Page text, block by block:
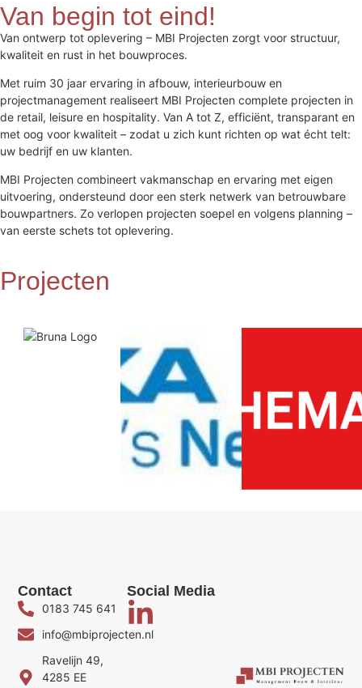
Van begin tot eind!
Van ontwerp tot oplevering – MBI Projecten zorgt voor structuur,
kwaliteit en rust in het bouwproces.
Met ruim 30 jaar ervaring in afbouw, interieurbouw en
projectmanagement realiseert MBI Projecten complete projecten in
de retail, leisure en hospitality. Van A tot Z, efficiënt, transparant en
met oog voor kwaliteit – zodat u zich kunt richten op wat écht telt:
uw bedrijf en uw klanten.
MBI Projecten combineert vakmanschap en ervaring met eigen
uitvoering, ondersteund door een sterk netwerk van betrouwbare
bouwpartners. Zo verlopen projecten soepel en volgens planning –
van eerste schets tot oplevering.
Projecten
Contact
0183 745 641
info@mbiprojecten.nl
Ravelijn 49,
4285 EE
Social Media